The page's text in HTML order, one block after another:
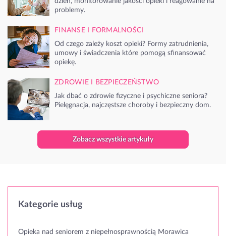
problemy.
FINANSE I FORMALNOŚCI
Od czego zależy koszt opieki? Formy zatrudnienia,
umowy i świadczenia które pomogą sfinansować
opiekę.
ZDROWIE I BEZPIECZEŃSTWO
Jak dbać o zdrowie fizyczne i psychiczne seniora?
Pielęgnacja, najczęstsze choroby i bezpieczny dom.
Zobacz wszystkie artykuły
Kategorie usług
Opieka nad seniorem z niepełnosprawnością Morawica